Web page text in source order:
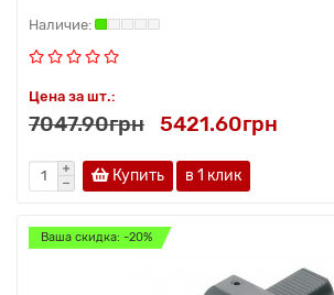
Цена за шт.:
7047.90грн 5421.60грн
Купить в 1 клик
Ваша скидка: -20%